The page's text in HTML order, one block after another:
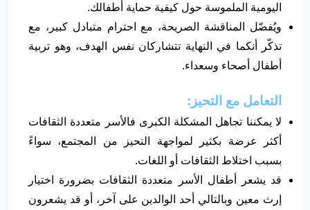
اليومية الملموسة حول كيفية حماية أطفالك.
ويُفضّل المناقشة الصريحة، مع احترام متبادل كبير، مع
تذكّر أنكما في النهاية تتشاركان نفس الهدف، وهو تربية
أطفال أصحاء وسعداء.
التعامل مع التحيز:
لا يمكننا تجاهل المشكلة الكبرى فالأسر متعددة الثقافات
أكثر عرضة بكثير لمواجهة التحيز من المجتمع، سواءً
بسبب اختلاط الثقافات أو اللغات.
قد يشعر أطفال الأسر متعددة الثقافات بضرورة اختيار
إرث معين وبالتالي أحد الوالدين على آخر، أو قد يشعرون